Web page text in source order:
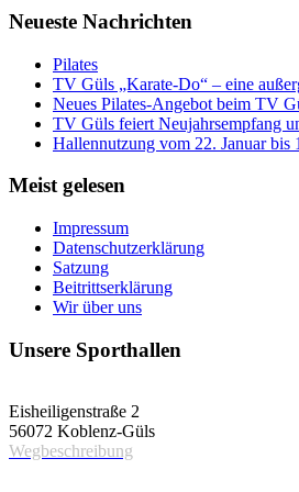
Neueste Nachrichten
Pilates
TV Güls „Karate-Do“ – eine
Neues Pilates-Angebot beim TV
TV Güls feiert Neujahrsempfang
Hallennutzung vom 22. Januar bis
Meist gelesen
Impressum
Datenschutzerklärung
Satzung
Beitrittserklärung
Wir über uns
Unsere Sporthallen
Eisheiligenstraße 2
56072 Koblenz-Güls
Wegbeschreibung